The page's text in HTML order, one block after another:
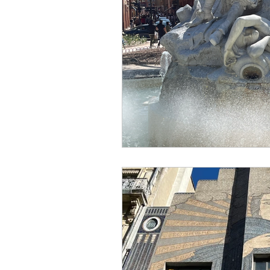
espectaculo escultura
artesania creador